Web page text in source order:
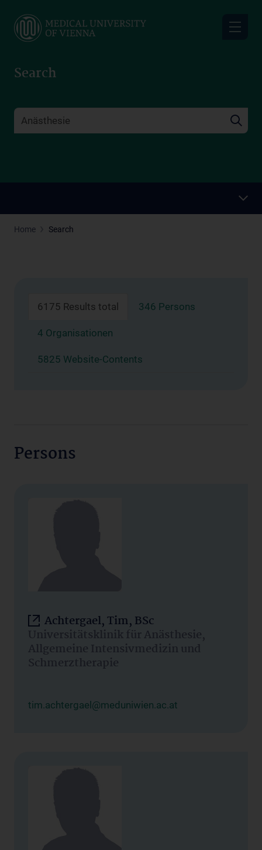
main
Search
Home Search
6175 Results total 346 Persons
4 Organisationen
5825 Website-Contents
Persons
Achtergael, Tim, BSc
Universitätsklinik für Anästhesie,
Allgemeine Intensivmedizin und
Schmerztherapie
tim.achtergael@meduniwien.ac.at